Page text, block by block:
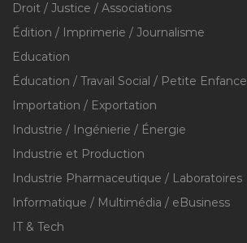
Droit / Justice / Associations
Édition / Imprimerie / Journalisme
Education
Éducation / Travail Social / Petite Enfance
Importation / Exportation
Industrie / Ingénierie / Énergie
Industrie et Production
Industrie Pharmaceutique / Laboratoires
Informatique / Multimédia / eBusiness
IT & Tech